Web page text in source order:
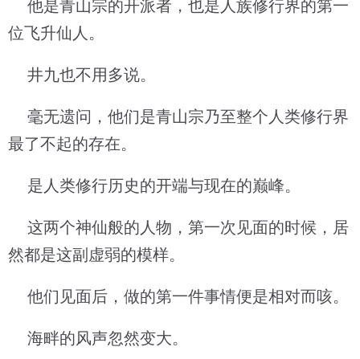
他是青山宗的开派者，也是人族修行界的第一
位飞升仙人。
井九也不用多说。
毫无遗问，他们是青山宗乃至整个人类修行界
最了不起的存在。
是人类修行历史的开端与现在的巅峰。
这两个神仙般的人物，第一次见面的时候，居
然都是这副虚弱的模样。
他们见面后，做的第一件事情便是相对而咳。
海畔的风声忽然变大。